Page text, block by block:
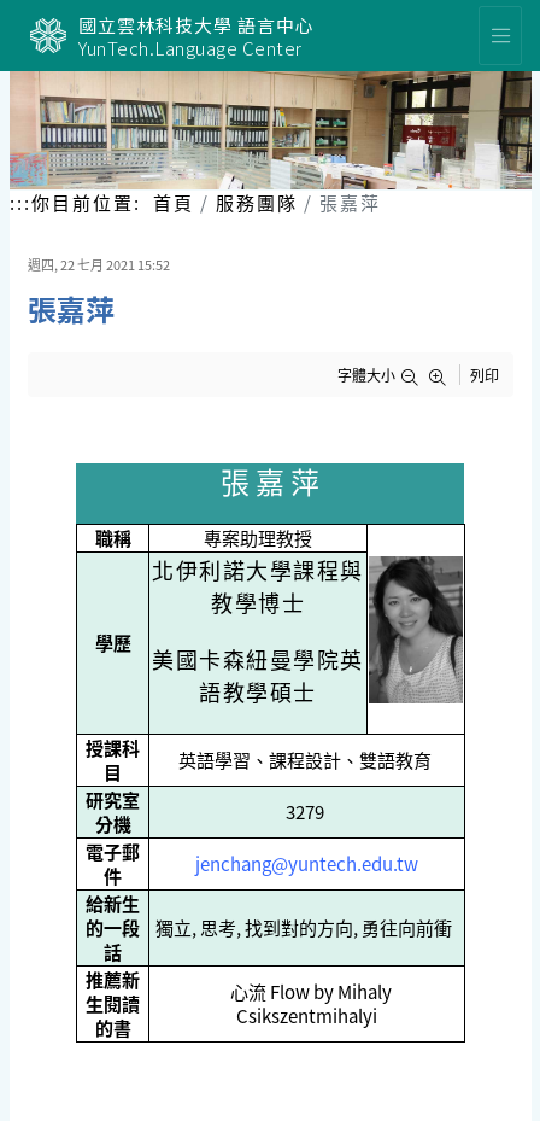
區
塊
國立雲林科技大學 語言中心
YunTech.Language Center
:::你目前位置: 首頁 服務團隊 張嘉萍
週四, 22 七月 2021 15:52
張嘉萍
字體大小 列印
張 嘉 萍
職稱 專案助理教授
學歷
北伊利諾大學課程與
教學博士
美國卡森紐曼學院英
語教學碩士
授課科
目
英語學習、課程設計、雙語教育
研究室
分機
3279
電子郵
件
jenchang@yuntech.edu.tw
給新生
的一段
話
獨立, 思考, 找到對的方向, 勇往向前衝
推薦新
生閱讀
的書
心流 Flow by Mihaly
Csikszentmihalyi